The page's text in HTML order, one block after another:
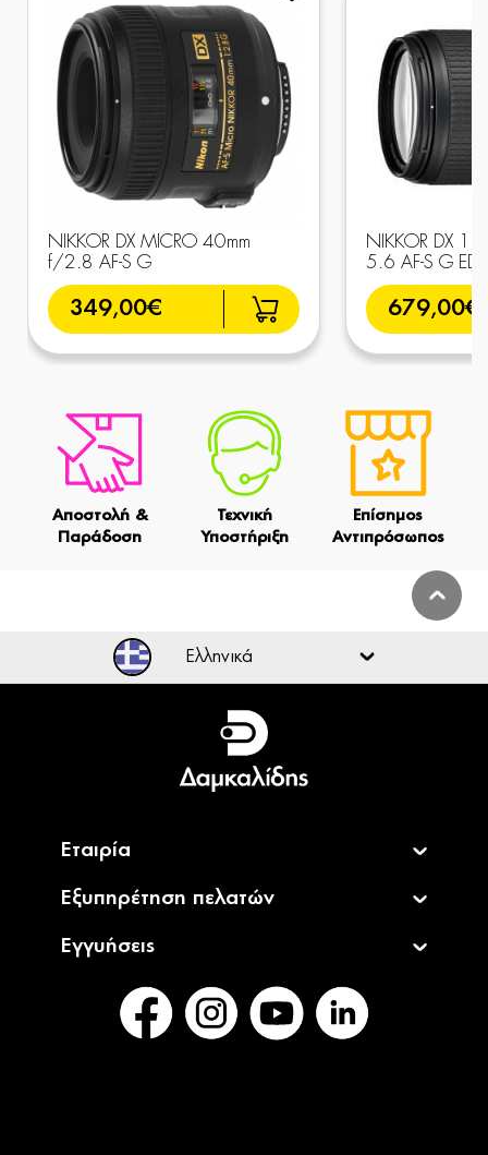
NIKKOR DX MICRO 40mm
f/2.8 AF-S G
349,00€
NIKKOR DX
5.6 AF-S G ED
679,00€
Αποστολή &
Παράδοση
Τεχνική
Υποστήριξη
Επίσημος
Αντιπρόσωπος
Ελληνικά
Ελληνικά
English
Εταιρία
Εξυπηρέτηση πελατών
Εγγυήσεις